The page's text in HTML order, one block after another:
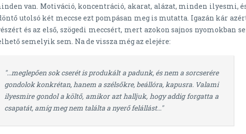
van. Motiváció, koncentráció, akarat, alázat, minden ilyesmi,
utolsó két meccse ezt pompásan meg is mutatta. Igazán kár
és az első, szögedi meccsért, mert azokon sajnos nyomokban
semelyik sem. Na de vissza még az elejére:
"...meglepően sok cserét is produkált a padunk, és nem a sorcserére
gondolok konkrétan, hanem a szélsőkre, beállóra, kapusra. Valami
ilyesmire gondol a költő, amikor azt halljuk, hogy addig forgatta a
csapatát, amíg meg nem találta a nyerő felállást..."